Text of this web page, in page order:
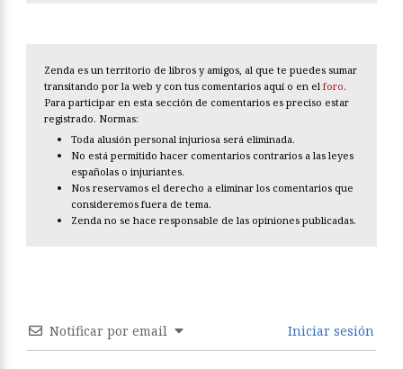
Zenda es un territorio de libros y amigos, al que te puedes sumar
transitando por la web y con tus comentarios aquí o en el foro.
Para participar en esta sección de comentarios es preciso estar
registrado. Normas:
Toda alusión personal injuriosa será eliminada.
No está permitido hacer comentarios contrarios a las leyes
españolas o injuriantes.
Nos reservamos el derecho a eliminar los comentarios que
consideremos fuera de tema.
Zenda no se hace responsable de las opiniones publicadas.
Notificar por email Iniciar sesión